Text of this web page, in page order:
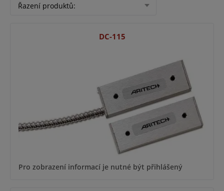
Řazení produktů:
DC-115
Pro zobrazení informací je nutné být přihlášený